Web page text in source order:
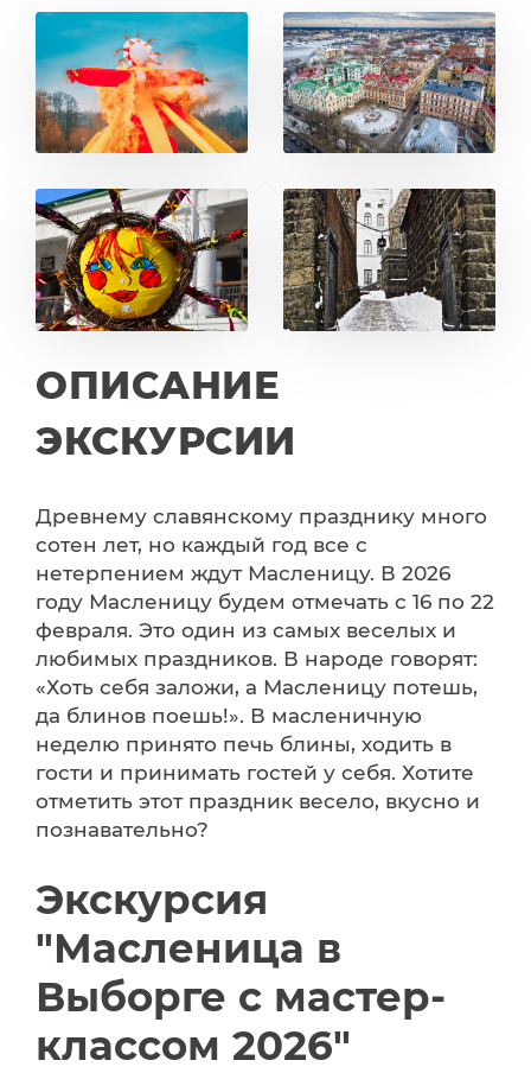
ОПИСАНИЕ
ЭКСКУРСИИ
Древнему славянскому празднику много
сотен лет, но каждый год все с
нетерпением ждут Масленицу. В 2026
году Масленицу будем отмечать с 16 по 22
февраля. Это один из самых веселых и
любимых праздников. В народе говорят:
«Хоть себя заложи, а Масленицу потешь,
да блинов поешь!». В масленичную
неделю принято печь блины, ходить в
гости и принимать гостей у себя. Хотите
отметить этот праздник весело, вкусно и
познавательно?
Экскурсия
"Масленица в
Выборге с мастер-
классом 2026"